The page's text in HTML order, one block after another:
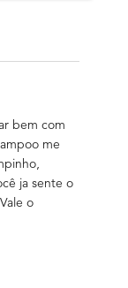
bem com
me
ja sente o
o